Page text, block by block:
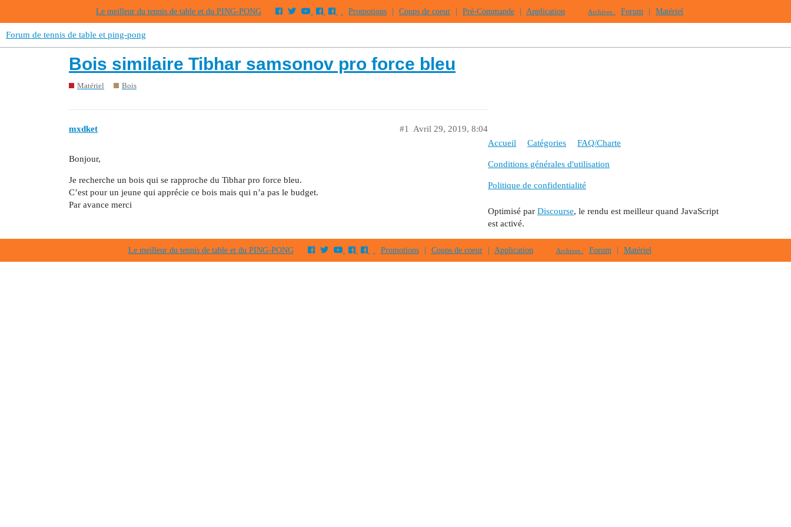
Le meilleur du tennis de table et du PING-PONG Promotions Coups de coeur Pré-Commande Application Archives : Forum Matériel
Forum de tennis de table et ping-pong
Bois similaire Tibhar samsonov pro force bleu
Matériel Bois
mxdket Avril 29, 2019, 8:04
#1
Bonjour,
Je recherche un bois qui se rapproche du Tibhar pro force bleu.
C’est pour un jeune qui apprécie ce bois mais qui n’a pas le budget.
Par avance merci
Accueil Catégories FAQ/Charte
Conditions générales d'utilisation
Politique de confidentialité
Optimisé par Discourse, le rendu est meilleur quand JavaScript
est activé.
Le meilleur du tennis de table et du PING-PONG Promotions | Coups de coeur | Application Archives : Forum | Matériel